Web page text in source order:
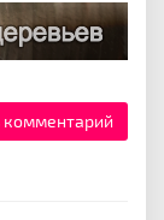
комментарий